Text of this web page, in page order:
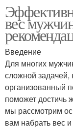
вес
Введение
Для многих
сложной задачей,
организованный
поможет достичь
мы рассмотрим
вам набрать вес